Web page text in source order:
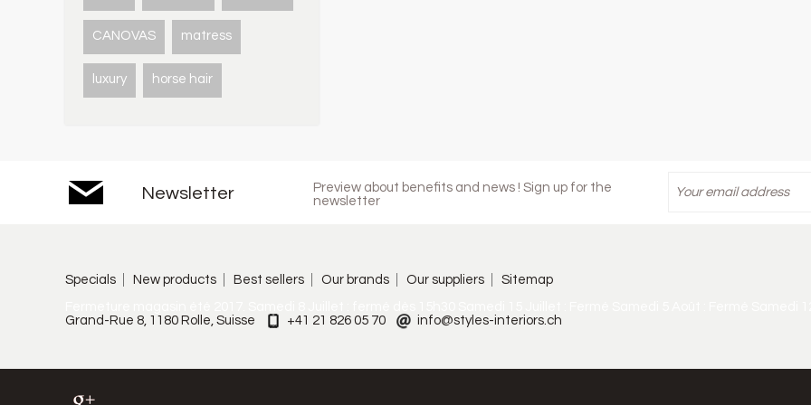
CANOVAS matress
luxury horse hair
Newsletter
Preview about benefits and news ! Sign up for the
newsletter
Specials New products Best sellers Our brands Our suppliers
Sitemap
Grand-Rue 8, 1180 Rolle, Suisse
+41 21 826 05 70 info@styles-interiors.ch